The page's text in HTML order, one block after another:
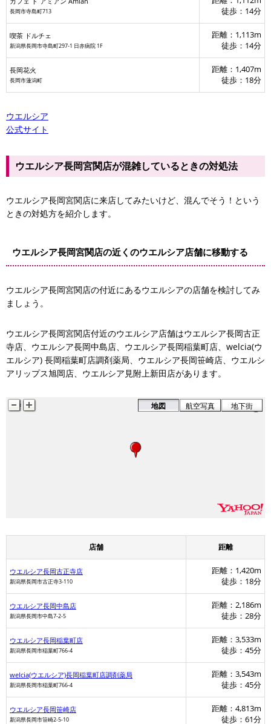
長岡市寺島町713
徒歩：14分
喫茶 ドルチェ
新潟県長岡市寺島町297-1 日赤病院 1F
距離：1,113m
徒歩：14分
長岡花火
長岡市蓮潟町
距離：1,407m
徒歩：18分
ウエルシア
公式サイト
ウエルシア長岡宮関店が混雑しているときの対処法
ウエルシア長岡宮関店に来店してみたいけど、混んでそう！という
ときの対処方を紹介します。
ウエルシア長岡宮関店の近くのウエルシア店舗に移動する
ウエルシア長岡宮関店の付近にあるウエルシアの店舗を検討してみ
ましょう。
ウエルシア長岡宮関店付近のウエルシア店舗はウエルシア長岡古正
寺店、ウエルシア長岡中島店、ウエルシア長岡稲葉町店、welcia(ウ
エルシア) 長岡稲葉町店調剤薬局、ウエルシア長岡笹崎店、ウエルシ
アリップス旭岡店、ウエルシア見附上新田店があります。
地図 航空写真 地下街
店舗 距離
ウエルシア長岡古正寺店
新潟県長岡市古正寺3-110
距離：1,420m
徒歩：18分
ウエルシア長岡中島店
新潟県長岡市中島7-2-5
距離：2,186m
徒歩：28分
ウエルシア長岡稲葉町店
新潟県長岡市稲葉町766-4
距離：3,533m
徒歩：45分
welcia(ウエルシア)長岡稲葉町店調剤薬局
新潟県長岡市稲葉町766-4
距離：3,543m
徒歩：45分
ウエルシア長岡笹崎店
新潟県長岡市笹崎2-5-10
距離：4,813m
徒歩：61分